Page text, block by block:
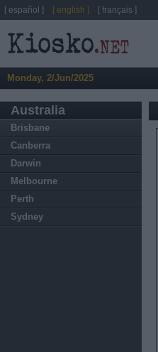
Monday, 2/Jun/2025
Australia
Brisbane
Canberra
Darwin
Melbourne
Perth
Sydney
[ español ] [ english ] [ français ]